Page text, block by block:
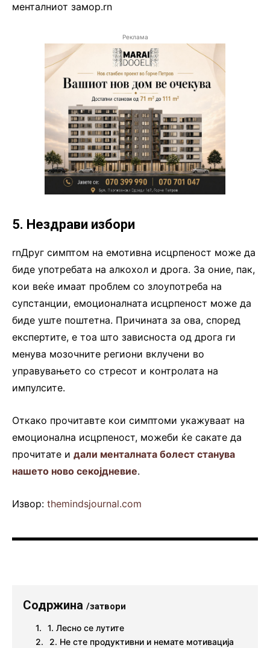
менталниот замор.rn
Реклама
5. Нездрави избори
rnДруг симптом на емотивна исцрпеност може да
биде употребата на алкохол и дрога. За оние, пак,
кои веќе имаат проблем со злоупотреба на
супстанции, емоционалната исцрпеност може да
биде уште поштетна. Причината за ова, според
експертите, е тоа што зависноста од дрога ги
менува мозочните региони вклучени во
управувањето со стресот и контролата на
импулсите.
Откако прочитавте кои симптоми укажуваат на
емоционална исцрпеност, можеби ќе сакате да
прочитате и дали менталната болест станува
нашето ново секојдневие.
Извор: themindsjournal.com
Содржина /затвори
1. Лесно се лутите
2. Не сте продуктивни и немате мотивација